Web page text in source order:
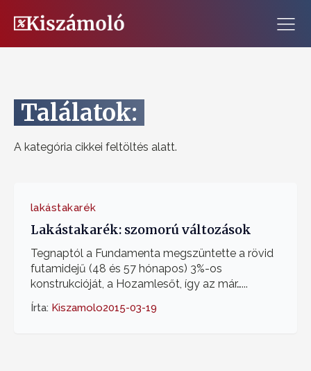
Találatok:
A kategória cikkei feltöltés alatt.
lakástakarék
Lakástakarék: szomorú változások
Tegnaptól a Fundamenta megszüntette a rövid
futamidejű (48 és 57 hónapos) 3%-os
konstrukcióját, a Hozamlesőt, így az már…...
Írta: Kiszamolo2015-03-19